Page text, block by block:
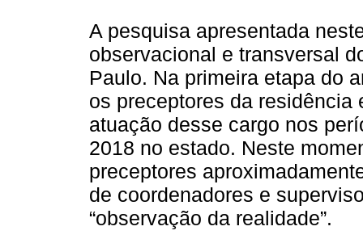
A pesquisa apresentada
observacional e transversal
Paulo. Na primeira etapa do
os preceptores da residência
atuação desse cargo nos
2018 no estado. Neste
preceptores
de coordenadores e
“observação da realidade”.